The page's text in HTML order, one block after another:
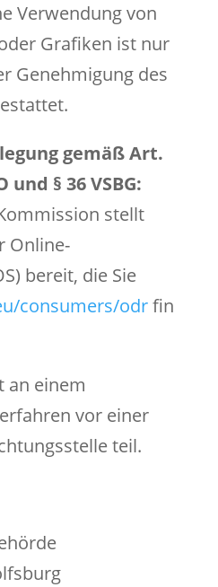
Verwendung von
Grafiken ist nur
Genehmigung des
gemäß Art.
und § 36 VSBG:
stellt
Online-
bereit, die Sie
consumers/odrfin
an einem
vor einer
teil.